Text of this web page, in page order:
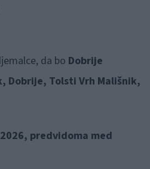
da bo Dobrije
Dobrije, Tolsti Vrh Mališnik,
predvidoma med